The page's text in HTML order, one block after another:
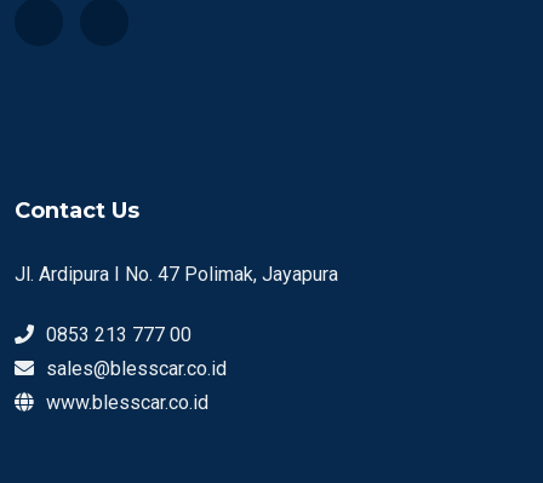
Contact Us
Jl. Ardipura I No. 47 Polimak, Jayapura
0853 213 777 00
sales@blesscar.co.id
www.blesscar.co.id